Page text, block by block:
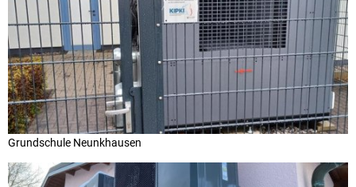
Grundschule Neunkhausen